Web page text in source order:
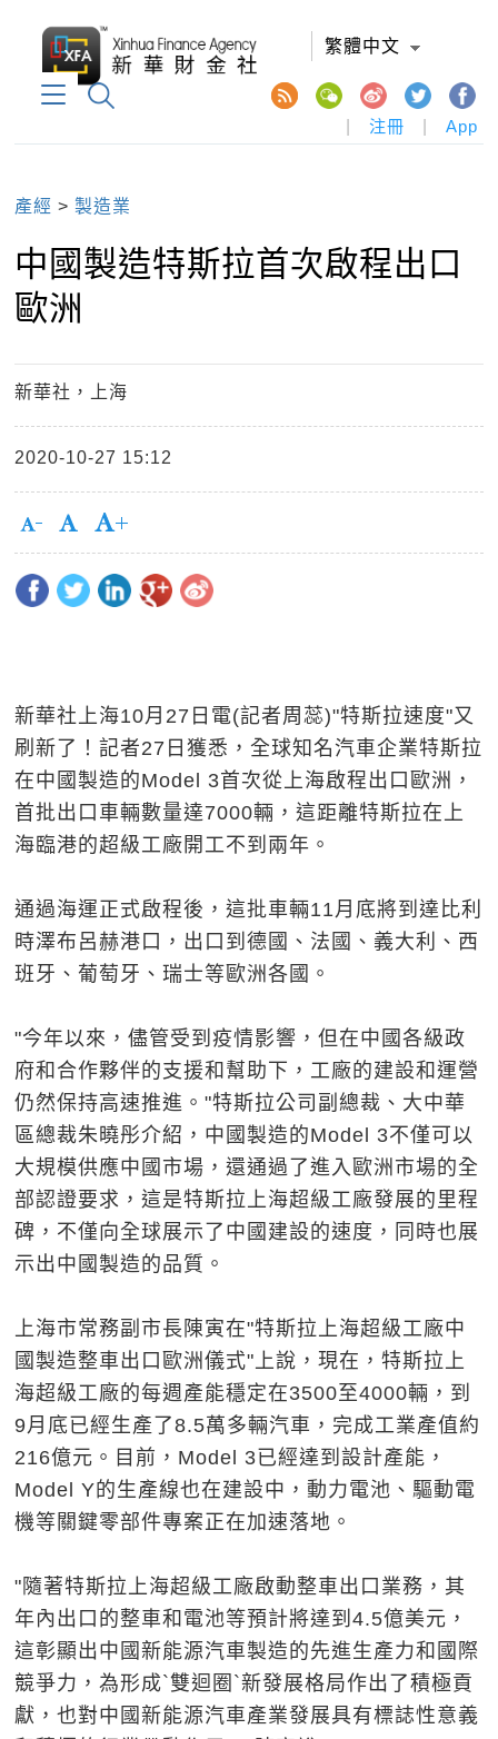
繁體中文
注冊 App
產經 >製造業
中國製造特斯拉首次啟程出口
歐洲
新華社，上海
2020-10-27 15:12
新華社上海10月27日電(記者周蕊)"特斯拉速度"又
刷新了！記者27日獲悉，全球知名汽車企業特斯拉
在中國製造的Model 3首次從上海啟程出口歐洲，
首批出口車輛數量達7000輛，這距離特斯拉在上
海臨港的超級工廠開工不到兩年。
通過海運正式啟程後，這批車輛11月底將到達比利
時澤布呂赫港口，出口到德國、法國、義大利、西
班牙、葡萄牙、瑞士等歐洲各國。
"今年以來，儘管受到疫情影響，但在中國各級政
府和合作夥伴的支援和幫助下，工廠的建設和運營
仍然保持高速推進。"特斯拉公司副總裁、大中華
區總裁朱曉彤介紹，中國製造的Model 3不僅可以
大規模供應中國市場，還通過了進入歐洲市場的全
部認證要求，這是特斯拉上海超級工廠發展的里程
碑，不僅向全球展示了中國建設的速度，同時也展
示出中國製造的品質。
上海市常務副市長陳寅在"特斯拉上海超級工廠中
國製造整車出口歐洲儀式"上說，現在，特斯拉上
海超級工廠的每週產能穩定在3500至4000輛，到
9月底已經生產了8.5萬多輛汽車，完成工業產值約
216億元。目前，Model 3已經達到設計產能，
Model Y的生產線也在建設中，動力電池、驅動電
機等關鍵零部件專案正在加速落地。
"隨著特斯拉上海超級工廠啟動整車出口業務，其
年內出口的整車和電池等預計將達到4.5億美元，
這彰顯出中國新能源汽車製造的先進生產力和國際
競爭力，為形成`雙迴圈`新發展格局作出了積極貢
獻，也對中國新能源汽車產業發展具有標誌性意義